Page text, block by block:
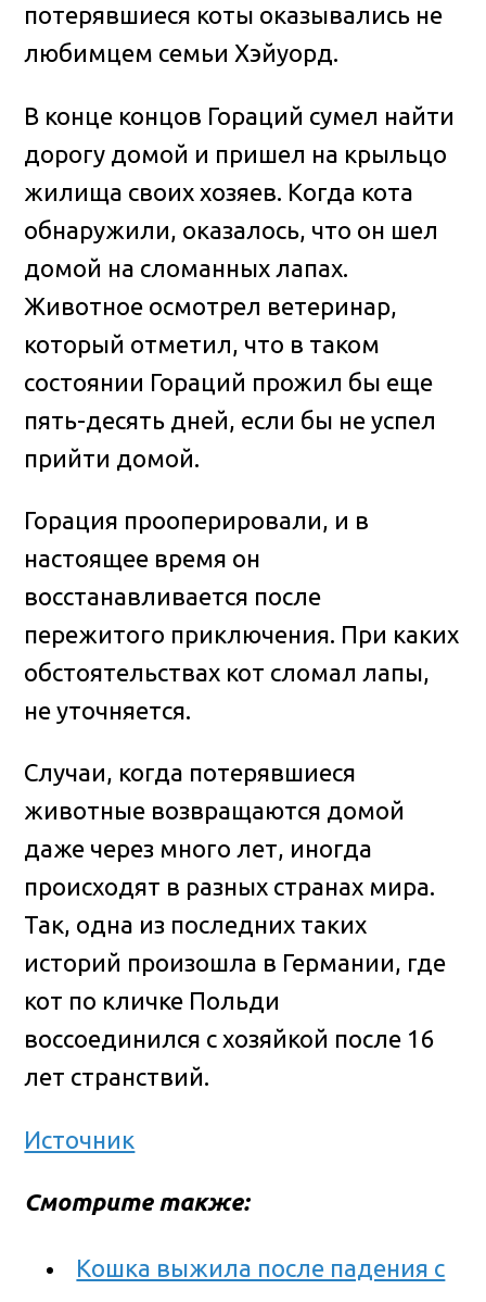
потерявшиеся коты оказывались не
любимцем семьи Хэйуорд.
В конце концов Гораций сумел найти
дорогу домой и пришел на крыльцо
жилища своих хозяев. Когда кота
обнаружили, оказалось, что он шел
домой на сломанных лапах.
Животное осмотрел ветеринар,
который отметил, что в таком
состоянии Гораций прожил бы еще
пять-десять дней, если бы не успел
прийти домой.
Горация прооперировали, и в
настоящее время он
восстанавливается после
пережитого приключения. При каких
обстоятельствах кот сломал лапы,
не уточняется.
Случаи, когда потерявшиеся
животные возвращаются домой
даже через много лет, иногда
происходят в разных странах мира.
Так, одна из последних таких
историй произошла в Германии, где
кот по кличке Польди
воссоединился с хозяйкой после 16
лет странствий.
Источник
Смотрите также:
Кошка выжила после падения с